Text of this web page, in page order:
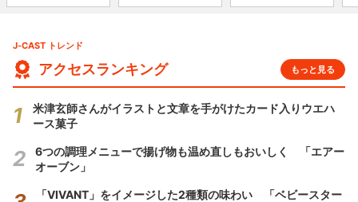
J-CAST トレンド
アクセスランキング もっと見る
米津玄師さんがイラストと文章を手がけたカード入りウエハ
ース菓子
6つの調理メニューで揚げ物も温め直しもおいしく 「エアー
オーブン」
「VIVANT」をイメージした2種類の味わい 「ベビースター